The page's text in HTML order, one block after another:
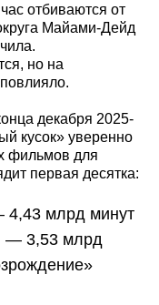
отбиваются от
Майами-Дейд
но на
декабря 2025-
кусок» уверенно
фильмов для
первая десятка:
4,43 млрд минут
— 3,53 млрд